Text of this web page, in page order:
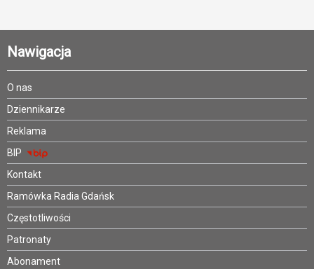
Nawigacja
O nas
Dziennikarze
Reklama
BIP
Kontakt
Ramówka Radia Gdańsk
Częstotliwości
Patronaty
Abonament